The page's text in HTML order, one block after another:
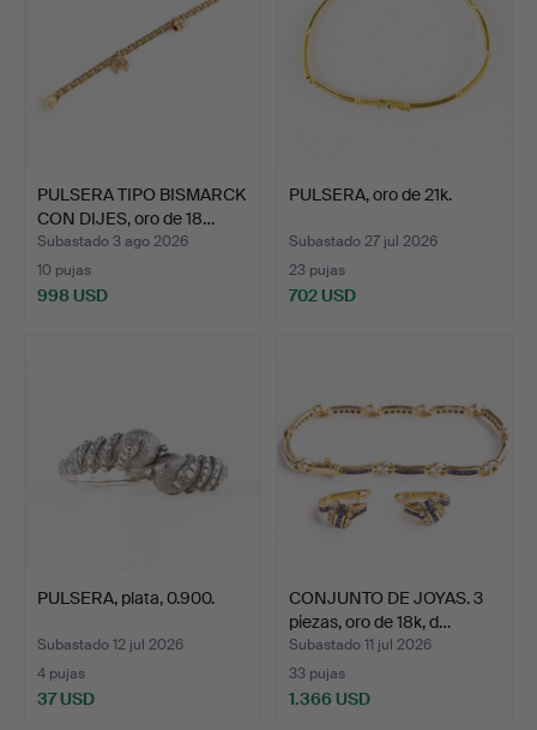
PULSERA TIPO BISMARCK
CON DIJES, oro de 18…
Subastado 3 ago 2026
10 pujas
998 USD
PULSERA, oro de 21k.
Subastado 27 jul 2026
23 pujas
702 USD
PULSERA, plata, 0.900.
Subastado 12 jul 2026
4 pujas
37 USD
CONJUNTO DE JOYAS. 3
piezas, oro de 18k, d…
Subastado 11 jul 2026
33 pujas
1.366 USD